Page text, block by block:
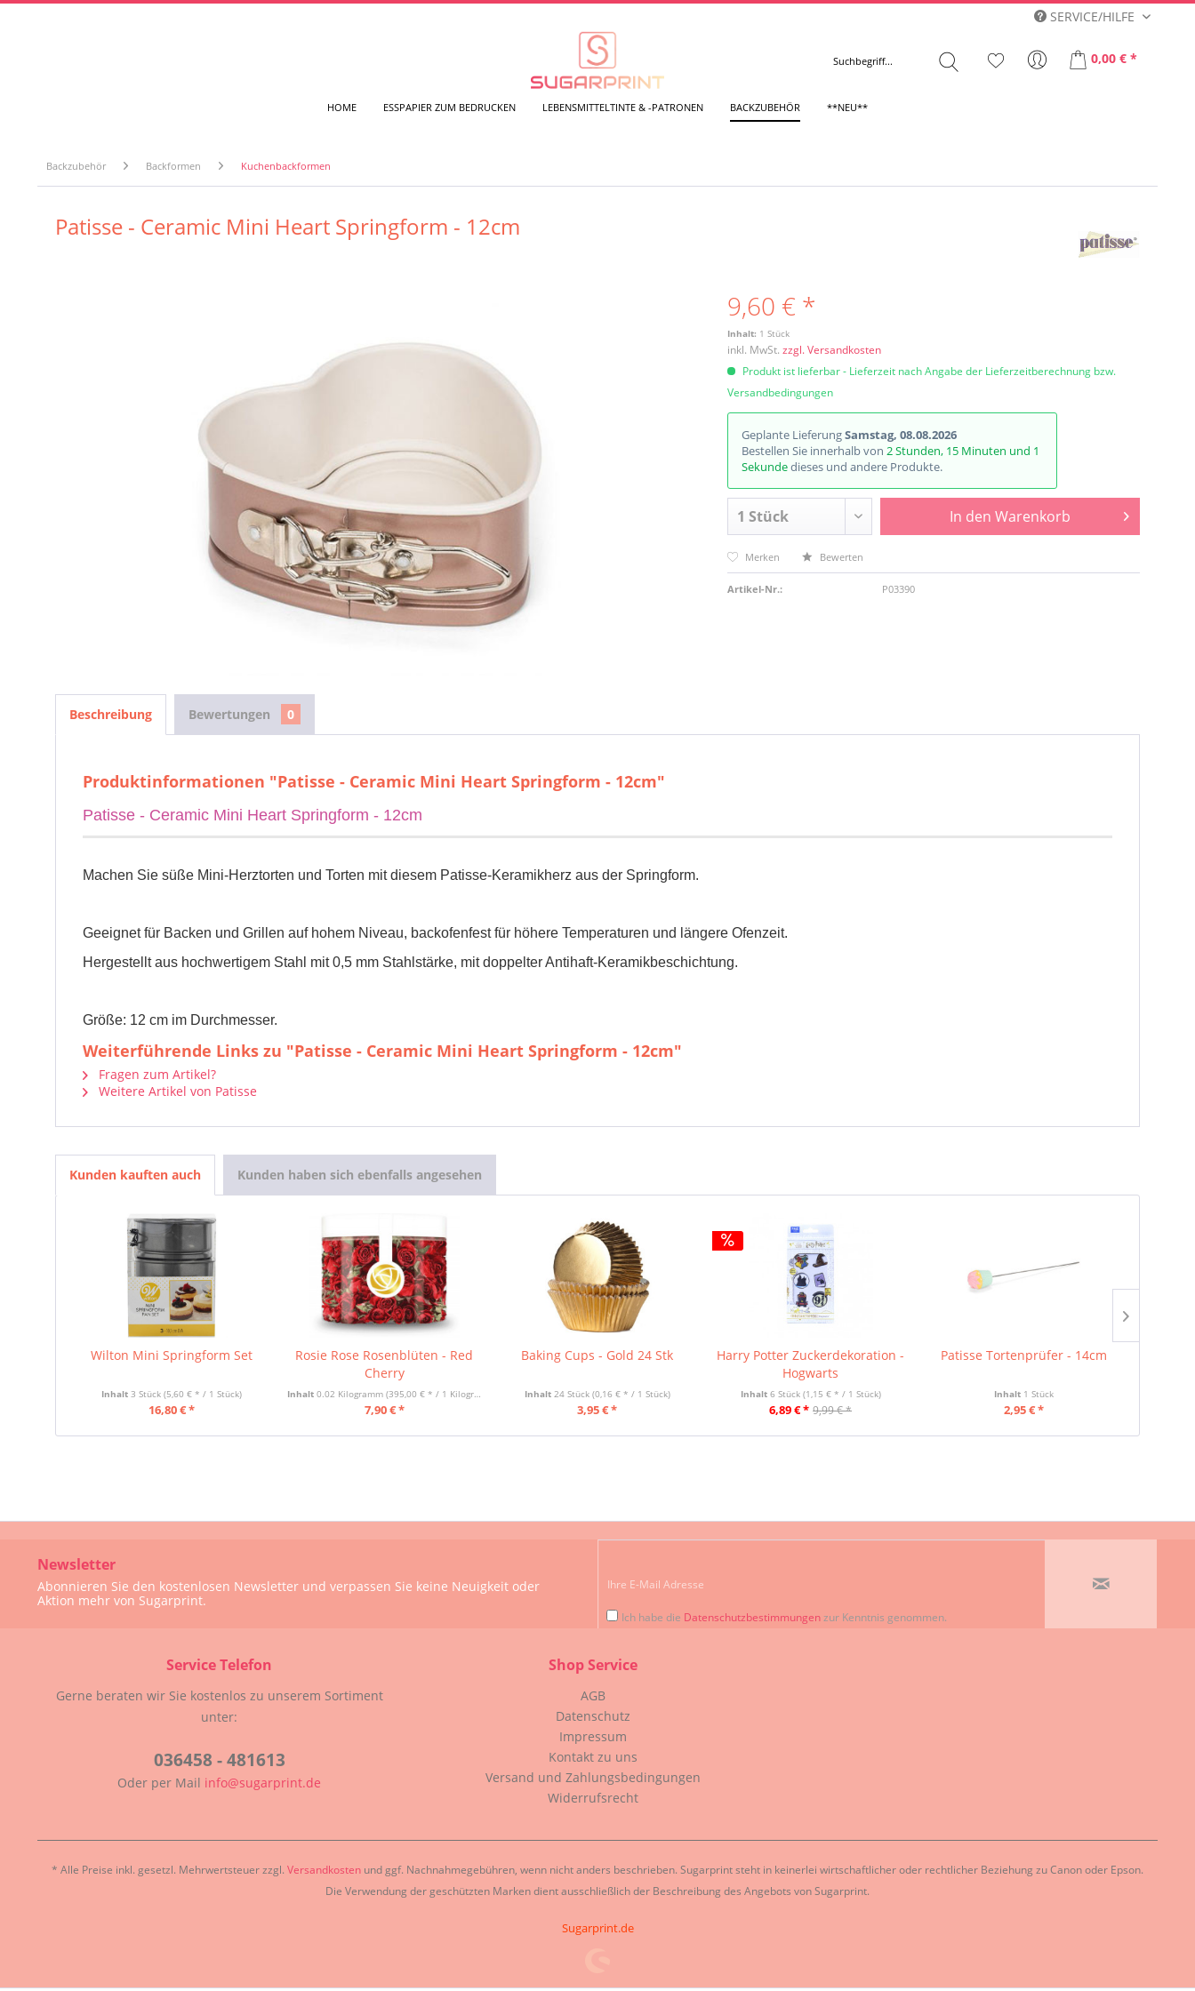
SERVICE/HILFE
0,00 € *
HOME ESSPAPIER ZUM BEDRUCKEN LEBENSMITTELTINTE & -PATRONEN BACKZUBEHÖR **NEU**
Backzubehör Backformen Kuchenbackformen
Patisse - Ceramic Mini Heart Springform - 12cm
9,60 € *
Inhalt: 1 Stück
inkl. MwSt.zzgl. Versandkosten
Produkt ist lieferbar - Lieferzeit nach Angabe der Lieferzeitberechnung bzw.
Versandbedingungen
Geplante LieferungSamstag, 08.08.2026
Bestellen Sie innerhalb von2 Stunden, 15 Minuten und 1
Sekundedieses und andere Produkte.
In den Warenkorb
Merken Bewerten
Artikel-Nr.: P03390
Beschreibung Bewertungen 0
Produktinformationen "Patisse - Ceramic Mini Heart Springform - 12cm"
Patisse - Ceramic Mini Heart Springform - 12cm
Machen Sie süße Mini-Herztorten und Torten mit diesem Patisse-Keramikherz aus der Springform.
Geeignet für Backen und Grillen auf hohem Niveau, backofenfest für höhere Temperaturen und längere Ofenzeit.
Hergestellt aus hochwertigem Stahl mit 0,5 mm Stahlstärke, mit doppelter Antihaft-Keramikbeschichtung.
Größe: 12 cm im Durchmesser.
Weiterführende Links zu "Patisse - Ceramic Mini Heart Springform - 12cm"
Fragen zum Artikel?
Weitere Artikel von Patisse
Kunden kauften auch Kunden haben sich ebenfalls angesehen
Wilton Mini Springform Set
Inhalt 3 Stück (5,60 € * / 1 Stück)
16,80 € *
Rosie Rose Rosenblüten - Red
Cherry
Inhalt 0.02 Kilogramm (395,00 € * / 1 Kilogramm)
7,90 € *
Baking Cups - Gold 24 Stk
Inhalt 24 Stück (0,16 € * / 1 Stück)
3,95 € *
Harry Potter Zuckerdekoration -
Hogwarts
Inhalt 6 Stück (1,15 € * / 1 Stück)
6,89 € * 9,99 € *
Patisse Tortenprüfer - 14cm
Inhalt 1 Stück
2,95 € *
Service Telefon
Gerne beraten wir Sie kostenlos zu unserem Sortiment
unter:
036458 - 481613
Oder per Mail info@sugarprint.de
Shop Service
AGB
Datenschutz
Impressum
Kontakt zu uns
Versand und Zahlungsbedingungen
Widerrufsrecht
Newsletter
Abonnieren Sie den kostenlosen Newsletter und verpassen Sie keine Neuigkeit oder
Aktion mehr von Sugarprint.
Ich habe die Datenschutzbestimmungenzur Kenntnis genommen.
* Alle Preise inkl. gesetzl. Mehrwertsteuer zzgl. Versandkosten und ggf. Nachnahmegebühren, wenn nicht anders beschrieben. Sugarprint steht in keinerlei wirtschaftlicher oder rechtlicher Beziehung zu Canon oder Epson.
Die Verwendung der geschützten Marken dient ausschließlich der Beschreibung des Angebots von Sugarprint.
Sugarprint.de